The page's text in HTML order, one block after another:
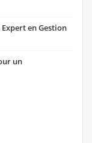
en Gestion
un